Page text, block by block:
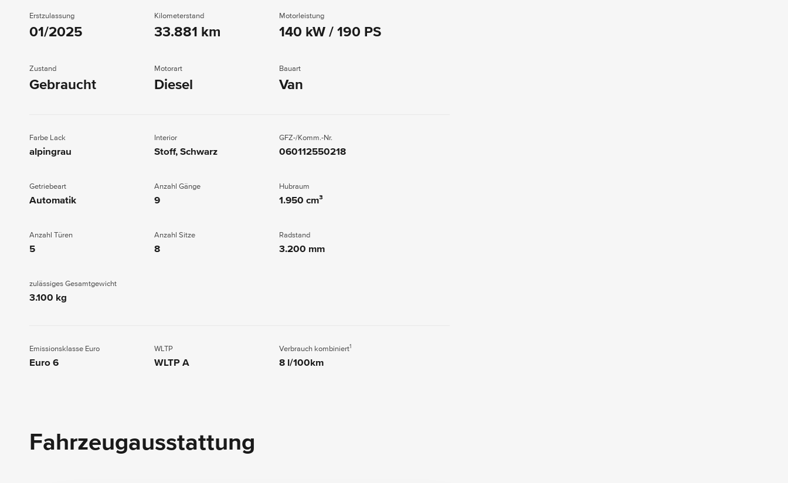
Erstzulassung
01/2025
Kilometerstand
33.881 km
Motorleistung
140 kW / 190 PS
Zustand
Gebraucht
Motorart
Diesel
Bauart
Van
Farbe Lack
alpingrau
Interior
Stoff, Schwarz
GFZ-/Komm.-Nr.
060112550218
Getriebeart
Automatik
Anzahl Gänge
9
Hubraum
1.950 cm³
Anzahl Türen
5
Anzahl Sitze
8
Radstand
3.200 mm
zulässiges Gesamtgewicht
3.100 kg
Emissionsklasse Euro
Euro 6
WLTP
WLTP A
Verbrauch kombiniert1
8 l/100km
Fahrzeugausstattung